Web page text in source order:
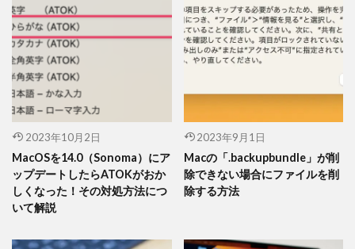
2023年10月2日
MacOSを14.0（Sonoma）にア
ップデートしたらATOKがおか
しくなった！その対処方法につ
いて解説
2023年9月1日
Macの「.backupbundle」が削
除できない場合にファイルを削
除する方法